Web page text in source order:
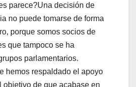
parece?Una decisión de
no puede tomarse de forma
porque somos socios de
que tampoco se ha
parlamentarios.
hemos respaldado el apoyo
objetivo de que acabase en